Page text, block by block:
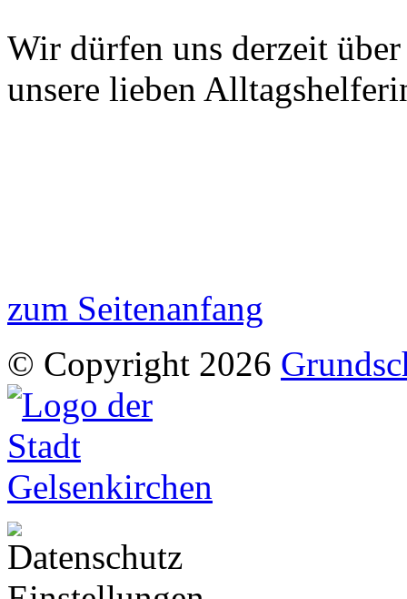
Wir dürfen uns derzeit
unsere lieben
zum Seitenanfang
© Copyright 2026